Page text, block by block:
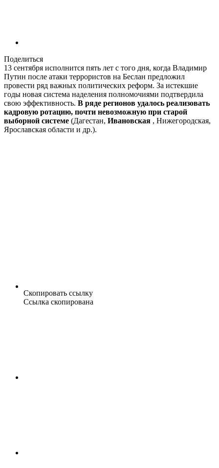
Поделиться
13 сентября исполнится пять лет с того дня, когда Владимир
Путин после атаки террористов на Беслан предложил
провести ряд важных политических реформ. За истекшие
годы новая система наделения полномочиями подтвердила
свою эффективность. В ряде регионов удалось реализовать
кадровую ротацию, почти невозможную при старой
выборной системе (Дагестан, Ивановская , Нижегородская,
Ярославская области и др.).
Скопировать ссылку
Ссылка скопирована